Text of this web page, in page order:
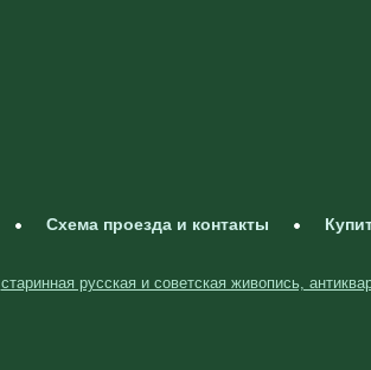
Схема проезда и контакты
старинная русская и советская живопись,